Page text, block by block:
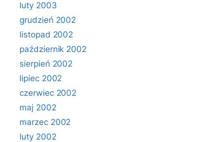
luty 2003
grudzień 2002
listopad 2002
październik 2002
sierpień 2002
lipiec 2002
czerwiec 2002
maj 2002
marzec 2002
luty 2002